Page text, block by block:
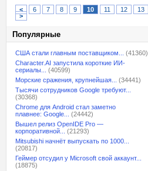
< 6 7 8 9 10 11 12
13
>
Популярные
США стали главным поставщиком...
(41360)
Character.AI запустила короткие ИИ-
сериалы...
(40599)
Морские сражения, крупнейшая...
(34441)
Тысячи сотрудников Google требуют...
(30368)
Chrome для Android стал заметно
плавнее: Google...
(24442)
Вышел релиз OpenIDE Pro —
корпоративной...
(21293)
Mitsubishi начнёт выпускать по 1000...
(20817)
Геймер отсудил у Microsoft свой аккаунт...
(18875)